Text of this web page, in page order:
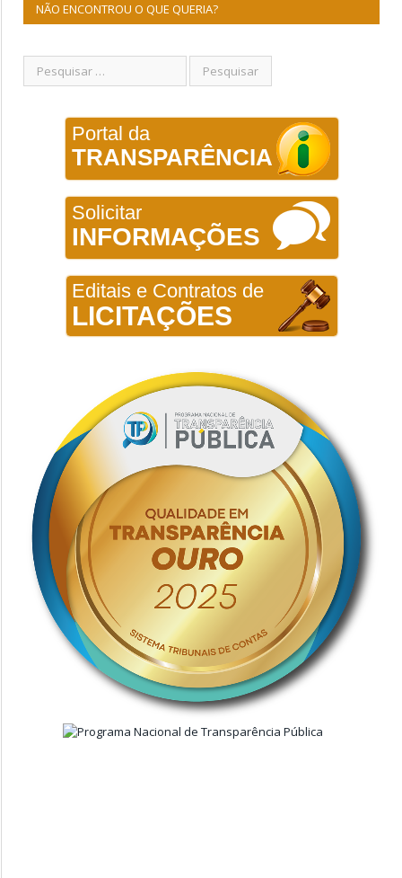
NÃO ENCONTROU O QUE QUERIA?
Portal da
TRANSPARÊNCIA
Solicitar
INFORMAÇÕES
Editais e Contratos de
LICITAÇÕES